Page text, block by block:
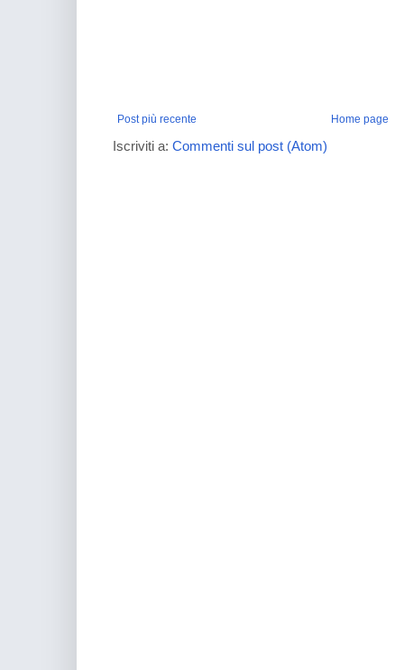
Post più recente Home page
Iscriviti a: Commenti sul post (Atom)